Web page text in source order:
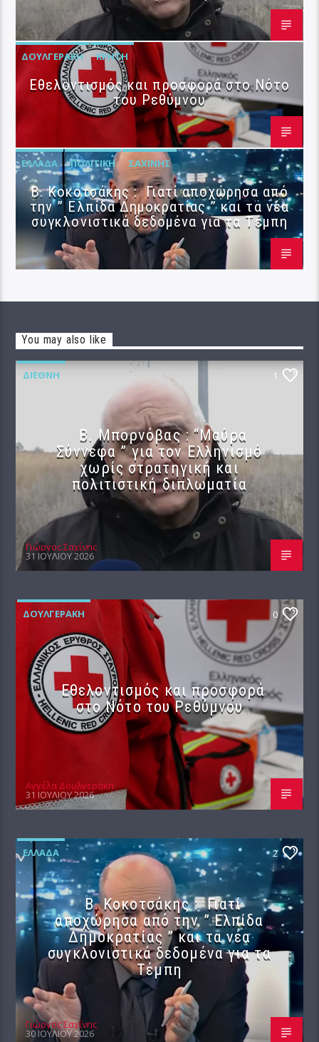
ΔΟΥΛΓΕΡΆΚΗ ΚΡΉΤΗ
Εθελοντισμός και προσφορά στο Νότο
του Ρεθύμνου
ΕΛΛΆΔΑ ΠΟΛΙΤΙΚΉ ΣΑΧΊΝΗΣ
Β. Κοκοτσάκης : Γιατί αποχώρησα από
την ” Ελπίδα Δημοκρατίας ” και τα νέα
συγκλονιστικά δεδομένα για τα Τέμπη
You may also like
ΔΙΕΘΝΉ 1
B. Μπορνόβας : “Μαύρα
Σύννεφα ” για τον Ελληνισμό
χωρίς στρατηγική και
πολιτιστική διπλωματία
Γιώργος Σαχίνης
31 ΙΟΥΛΊΟΥ 2026
ΔΟΥΛΓΕΡΆΚΗ 0
Εθελοντισμός και προσφορά
στο Νότο του Ρεθύμνου
Αγγέλα Δουλγεράκη
31 ΙΟΥΛΊΟΥ 2026
ΕΛΛΆΔΑ 2
Β. Κοκοτσάκης : Γιατί
αποχώρησα από την ” Ελπίδα
Δημοκρατίας ” και τα νέα
συγκλονιστικά δεδομένα για τα
Τέμπη
Γιώργος Σαχίνης
30 ΙΟΥΛΊΟΥ 2026